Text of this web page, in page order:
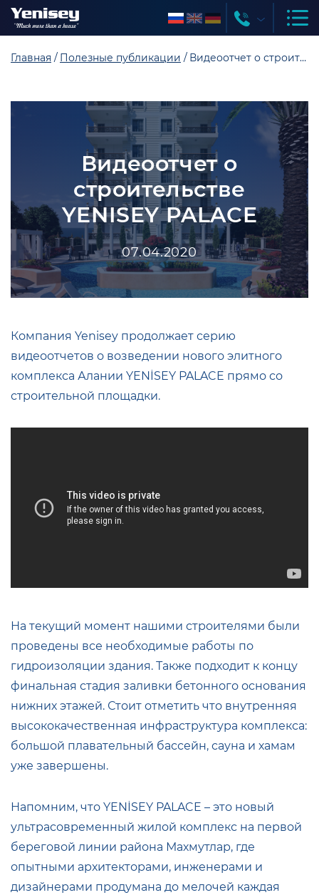
Главная Полезные публикации Видеоотчет о строительстве YENISEY PALACE
Видеоотчет о
строительстве
YENISEY PALACE
07.04.2020
Компания Yenisey продолжает серию
видеоотчетов о возведении нового элитного
комплекса Алании YENİSEY PALACE прямо со
строительной площадки.
На текущий момент нашими строителями были
проведены все необходимые работы по
гидроизоляции здания. Также подходит к концу
финальная стадия заливки бетонного основания
нижних этажей. Стоит отметить что внутренняя
высококачественная инфраструктура комплекса:
большой плавательный бассейн, сауна и хамам
уже завершены.
Напомним, что YENİSEY PALACE – это новый
ультрасовременный жилой комплекс на первой
береговой линии района Махмутлар, где
опытными архитекторами, инженерами и
дизайнерами продумана до мелочей каждая